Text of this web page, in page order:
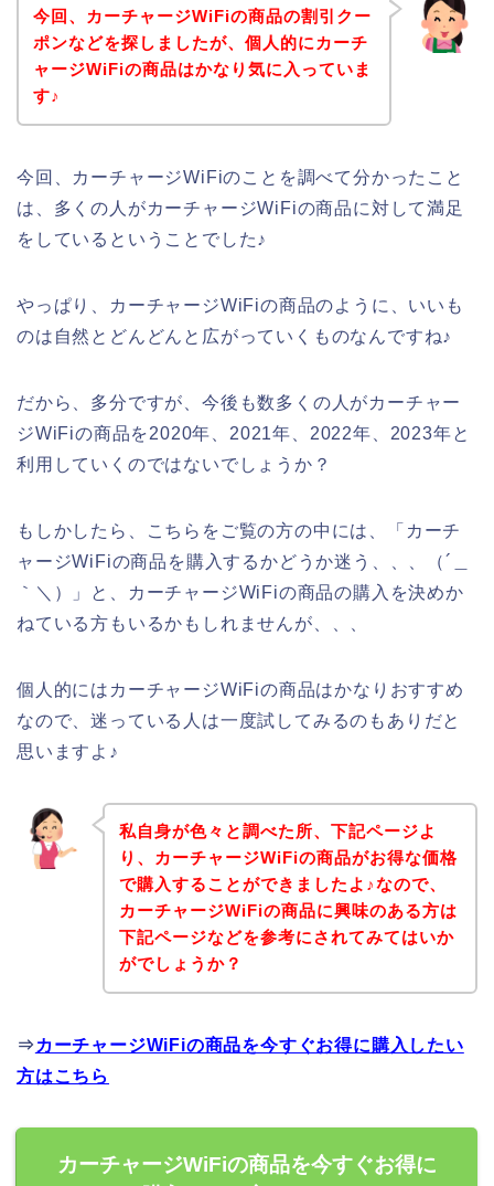
今回、カーチャージWiFiの商品の割引クー
ポンなどを探しましたが、個人的にカーチ
ャージWiFiの商品はかなり気に入っていま
す♪
今回、カーチャージWiFiのことを調べて分かったこと
は、多くの人がカーチャージWiFiの商品に対して満足
をしているということでした♪
やっぱり、カーチャージWiFiの商品のように、いいも
のは自然とどんどんと広がっていくものなんですね♪
だから、多分ですが、今後も数多くの人がカーチャー
ジWiFiの商品を2020年、2021年、2022年、2023年と
利用していくのではないでしょうか？
もしかしたら、こちらをご覧の方の中には、「カーチ
ャージWiFiの商品を購入するかどうか迷う、、、（´＿
｀＼）」と、カーチャージWiFiの商品の購入を決めか
ねている方もいるかもしれませんが、、、
個人的にはカーチャージWiFiの商品はかなりおすすめ
なので、迷っている人は一度試してみるのもありだと
思いますよ♪
私自身が色々と調べた所、下記ページよ
り、カーチャージWiFiの商品がお得な価格
で購入することができましたよ♪なので、
カーチャージWiFiの商品に興味のある方は
下記ページなどを参考にされてみてはいか
がでしょうか？
⇒ カーチャージWiFiの商品を今すぐお得に購入したい
方はこちら
カーチャージWiFiの商品を今すぐお得に